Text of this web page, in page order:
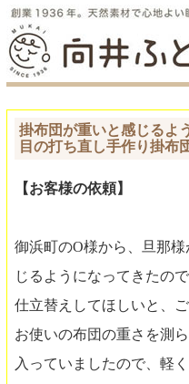
掛布団が重いと感じるよ
目の打ち直し手作り掛布
【お客様の依頼】
御浜町のO様から、旦那
じるようになってきたの
仕立替えしてほしいと、
お使いの布団の重さを測
入っていましたので、軽